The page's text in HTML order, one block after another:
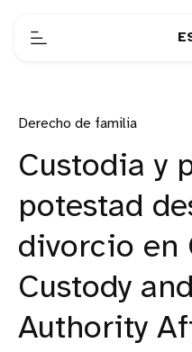
Derecho de familia
Custodia y
potestad
divorcio en
Custody
Authority